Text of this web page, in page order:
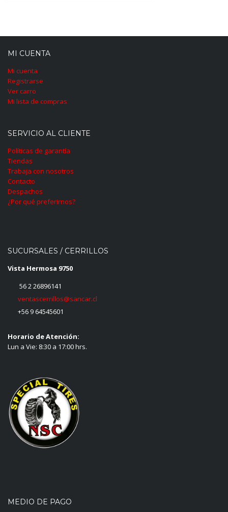
MI CUENTA
Mi cuenta
Registrarse
Ver carro
Mi lista de compras
SERVICIO AL CLIENTE
Políticas de garantía
Tiendas
Trabaja con nosotros
Contacto
Despachos
¿Por qué preferirnos?
SUCURSALES / CERRILLOS
Vista Hermosa 9750
56 2 26896141
ventascerrillos@sancar.cl
+56 9 64545601
Horario de Atención:
Lun a Vie: 8:30 a 17:00 hrs.
MEDIO DE PAGO